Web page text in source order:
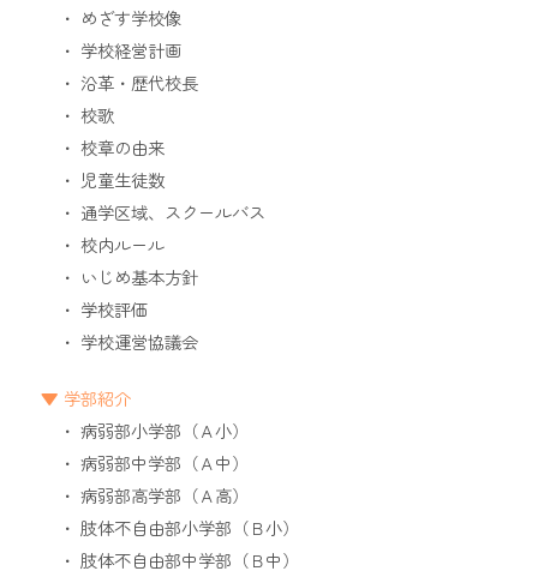
めざす学校像
学校経営計画
沿革・歴代校長
校歌
校章の由来
児童生徒数
通学区域、スクールバス
校内ルール
いじめ基本方針
学校評価
学校運営協議会
学部紹介
病弱部小学部（Ａ小）
病弱部中学部（Ａ中）
病弱部高学部（Ａ高）
肢体不自由部小学部（Ｂ小）
肢体不自由部中学部（Ｂ中）